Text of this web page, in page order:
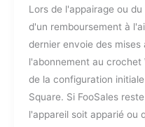
Lors de l'appairage ou
d'un remboursement à
dernier envoie des mises
l'abonnement au crochet
de la configuration
Square. Si FooSales
l'appareil soit apparié ou
il
bloqué
sur
"Payment
processing"
ou
"Waiting